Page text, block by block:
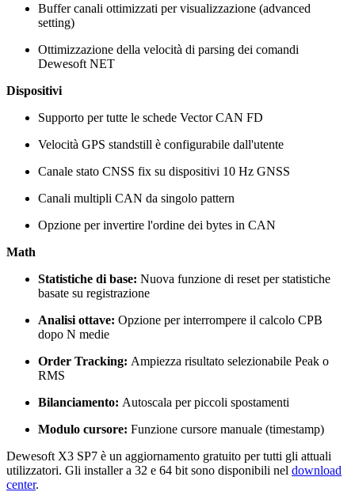
Buffer canali ottimizzati per visualizzazione (advanced
setting)
Ottimizzazione della velocità di parsing dei comandi
Dewesoft NET
Dispositivi
Supporto per tutte le schede Vector CAN FD
Velocità GPS standstill è configurabile dall'utente
Canale stato CNSS fix su dispositivi 10 Hz GNSS
Canali multipli CAN da singolo pattern
Opzione per invertire l'ordine dei bytes in CAN
Math
Statistiche di base: Nuova funzione di reset per statistiche
basate su registrazione
Analisi ottave: Opzione per interrompere il calcolo CPB
dopo N medie
Order Tracking: Ampiezza risultato selezionabile Peak o
RMS
Bilanciamento: Autoscala per piccoli spostamenti
Modulo cursore: Funzione cursore manuale (timestamp)
Dewesoft X3 SP7 è un aggiornamento gratuito per tutti gli attuali
utilizzatori. Gli installer a 32 e 64 bit sono disponibili nel download
center.